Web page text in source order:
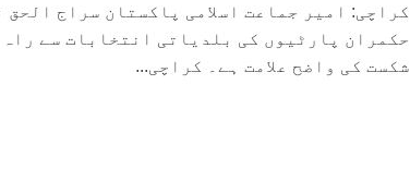
کراچی: امیر جماعت اسلامی پاکستان سراج
حکمران پارٹیوں کی بلدیاتی انتخابات سے
شکست کی واضح علامت ہے۔ کراچی...